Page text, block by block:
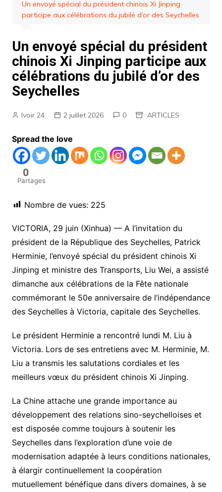
Un envoyé spécial du président chinois Xi Jinping
participe aux célébrations du jubilé d’or des Seychelles
Un envoyé spécial du président
chinois Xi Jinping participe aux
célébrations du jubilé d’or des
Seychelles
Ivoir 24 2 juillet 2026 0 ARTICLES
Spread the love
0
Partages
Nombre de vues: 225
VICTORIA, 29 juin (Xinhua) — A l’invitation du
président de la République des Seychelles, Patrick
Herminie, l’envoyé spécial du président chinois Xi
Jinping et ministre des Transports, Liu Wei, a assisté
dimanche aux célébrations de la Fête nationale
commémorant le 50e anniversaire de l’indépendance
des Seychelles à Victoria, capitale des Seychelles.
Le président Herminie a rencontré lundi M. Liu à
Victoria. Lors de ses entretiens avec M. Herminie, M.
Liu a transmis les salutations cordiales et les
meilleurs vœux du président chinois Xi Jinping.
La Chine attache une grande importance au
développement des relations sino-seychelloises et
est disposée comme toujours à soutenir les
Seychelles dans l’exploration d’une voie de
modernisation adaptée à leurs conditions nationales,
à élargir continuellement la coopération
mutuellement bénéfique dans divers domaines, à se